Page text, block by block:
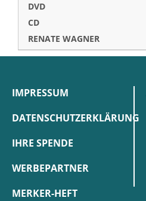
DVD
CD
RENATE WAGNER
IMPRESSUM
DATENSCHUTZERKLÄRUNG
IHRE SPENDE
WERBEPARTNER
MERKER-HEFT